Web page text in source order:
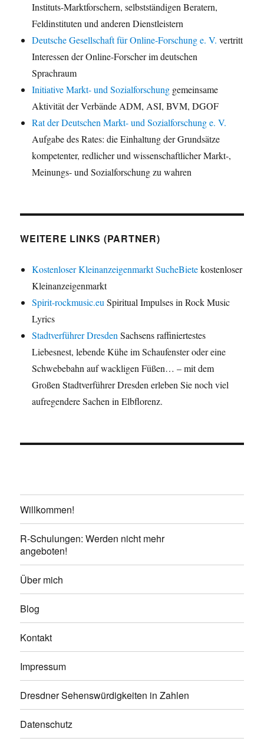
Instituts-Marktforschern, selbstständigen Beratern,
Feldinstituten und anderen Dienstleistern
Deutsche Gesellschaft für Online-Forschung e. V. vertritt
Interessen der Online-Forscher im deutschen
Sprachraum
Initiative Markt- und Sozialforschung gemeinsame
Aktivität der Verbände ADM, ASI, BVM, DGOF
Rat der Deutschen Markt- und Sozialforschung e. V.
Aufgabe des Rates: die Einhaltung der Grundsätze
kompetenter, redlicher und wissenschaftlicher Markt-,
Meinungs- und Sozialforschung zu wahren
WEITERE LINKS (PARTNER)
Kostenloser Kleinanzeigenmarkt SucheBietekostenloser
Kleinanzeigenmarkt
Spirit-rockmusic.eu Spiritual Impulses in Rock Music
Lyrics
Stadtverführer Dresden Sachsens raffiniertestes
Liebesnest, lebende Kühe im Schaufenster oder eine
Schwebebahn auf wackligen Füßen… – mit dem
Großen Stadtverführer Dresden erleben Sie noch viel
aufregendere Sachen in Elbflorenz.
Willkommen!
R-Schulungen: Werden nicht mehr
angeboten!
Über mich
Blog
Kontakt
Impressum
Dresdner Sehenswürdigkeiten in Zahlen
Datenschutz